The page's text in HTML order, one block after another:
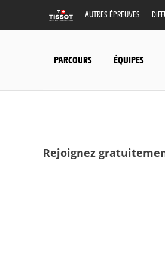
AUTRES ÉPREUVES
PARCOURS ÉQUIPES
Rejoignez